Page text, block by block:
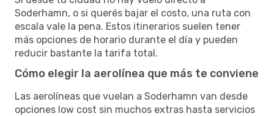
Soderhamn, o si querés bajar el costo, una ruta con
escala vale la pena. Estos itinerarios suelen tener
más opciones de horario durante el día y pueden
reducir bastante la tarifa total.
Cómo elegir la aerolínea que más te conviene
Las aerolíneas que vuelan a Soderhamn van desde
opciones low cost sin muchos extras hasta servicios